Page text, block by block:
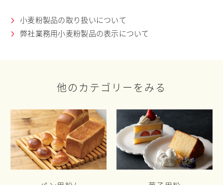
小麦粉製品の取り扱いについて
弊社業務用小麦粉製品の表示について
他のカテゴリーをみる